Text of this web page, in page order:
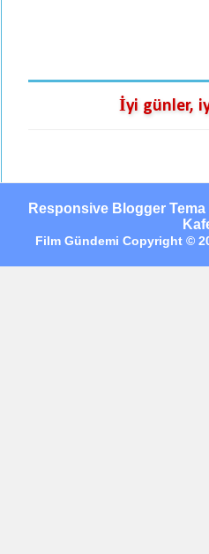
İyi günler,
Responsive Blogger Tema
Film Gündemi Copyright ©